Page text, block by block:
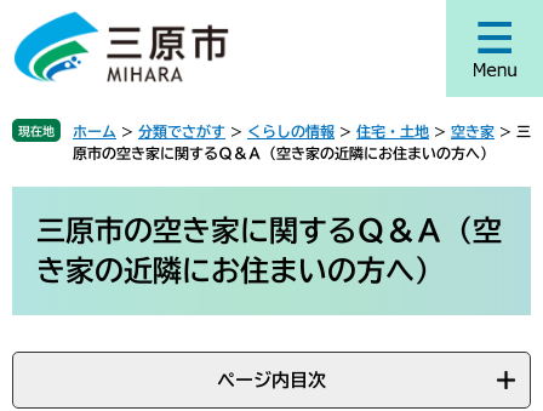
ジ
頭
す
ュ
飛
し
現在地 ホーム > 分類でさがす > くらしの情報 > 住宅・土地 > 空き家 > 三
原市の空き家に関するＱ＆Ａ（空き家の近隣にお住まいの方へ）
三原市の空き家に関するＱ＆Ａ（空
き家の近隣にお住まいの方へ）
ページ内目次